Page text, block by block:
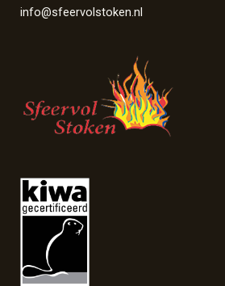
info@sfeervolstoken.nl